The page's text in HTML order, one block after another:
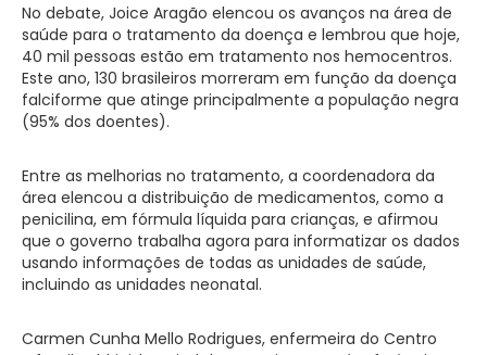
No debate, Joice Aragão elencou os avanços na área de
saúde para o tratamento da doença e lembrou que hoje,
40 mil pessoas estão em tratamento nos hemocentros.
Este ano, 130 brasileiros morreram em função da doença
falciforme que atinge principalmente a população negra
(95% dos doentes).
Entre as melhorias no tratamento, a coordenadora da
área elencou a distribuição de medicamentos, como a
penicilina, em fórmula líquida para crianças, e afirmou
que o governo trabalha agora para informatizar os dados
usando informações de todas as unidades de saúde,
incluindo as unidades neonatal.
Carmen Cunha Mello Rodrigues, enfermeira do Centro